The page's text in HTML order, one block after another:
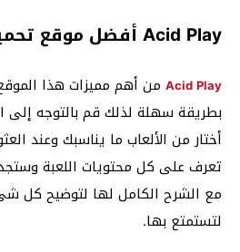
Acid Play أفضل موقع تحميل العاب 2023
Acid Play من أهم مميزات هذا
أختار من الألعاب ما يناسبك وعند
تعرف على كل محتويات اللعبة
مع الشرح الكامل لها لتوضيح كل
لتستمتع بها.